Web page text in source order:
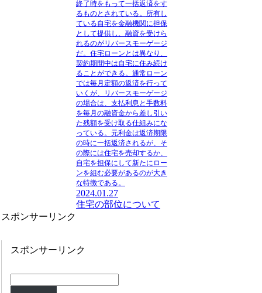
終了時をもって一括返済をす
るものとされている。所有し
ている自宅を金融機関に担保
として提供し、融資を受けら
れるのがリバースモーゲージ
だ。住宅ローンとは異なり、
契約期間中は自宅に住み続け
ることができる。 通常ローン
では毎月定額の返済を行って
いくが、リバースモーゲージ
の場合は、 支払利息と手数料
を毎月の融資金から差し引い
た残額を受け取る仕組みにな
っている。元利金は返済期限
の時に一括返済されるが、そ
の際には住宅を売却するか、
自宅を担保にして新たにロー
ンを組む必要があるのが大き
な特徴である。
2024.01.27
住宅の部位について
スポンサーリンク
スポンサーリンク